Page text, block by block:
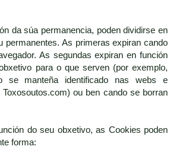
da súa permanencia, poden dividirse en
permanentes. As primeras expiran cando
As segundas expiran en función
para o que serven (por exemplo,
se manteña identificado nas webs e
ou ben cando se borran
do seu obxetivo, as Cookies poden
forma: